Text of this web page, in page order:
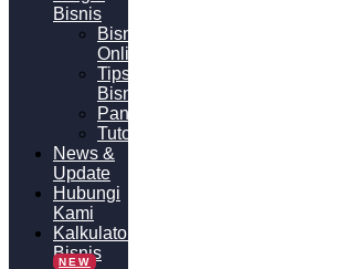
Bisnis
Bisnis
Online
Tips
Bisnis
Panduan
Tutorial
News &
Update
Hubungi
Kami
Kalkulator
Bisnis
NEW